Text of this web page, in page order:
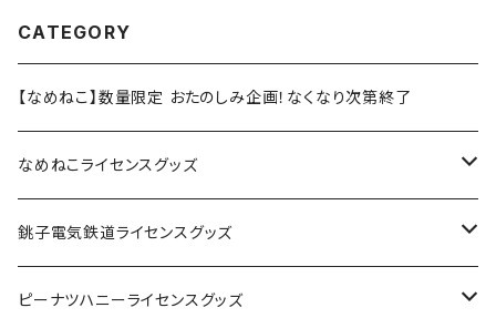
CATEGORY
【なめねこ】数量限定 おたのしみ企画！なくなり次第終了
なめねこライセンスグッズ
Tシャツ
キャップ
銚子電気鉄道ライセンスグッズ
ステッカー
ピーナツハニーライセンスグッズ